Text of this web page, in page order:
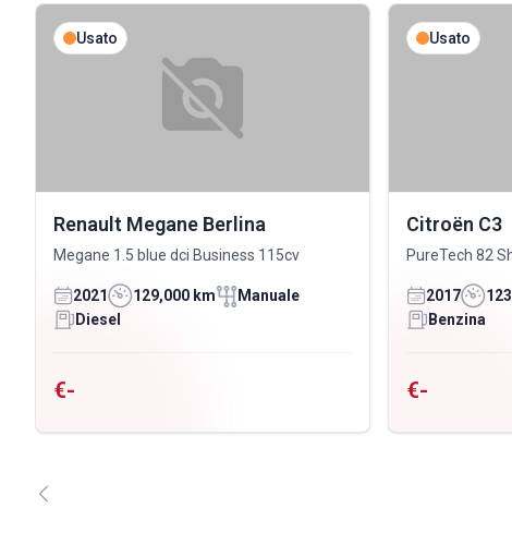
Usato
Renault Megane Berlina
Megane 1.5 blue dci Business 115cv
2021 129,000 km
Manuale
Diesel
€-
Usato
Citroën C3
PureTech 82
2017
Benzina
€-